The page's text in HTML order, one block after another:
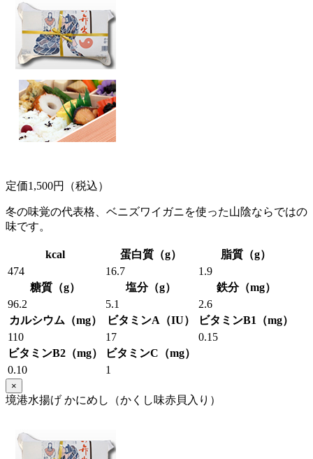
定価1,500円（税込）
冬の味覚の代表格、ベニズワイガニを使った山陰ならではの
味です。
kcal 蛋白質（g）
脂質（g）
474
16.7
1.9
糖質（g）
塩分（g）
鉄分（mg）
96.2
5.1
2.6
カルシウム（mg）
ビタミンA（IU）
ビタミンB1（mg）
110
17
0.15
ビタミンB2（mg）
ビタミンC（mg）
0.10
1
×
境港水揚げ かにめし（かくし味赤貝入り）